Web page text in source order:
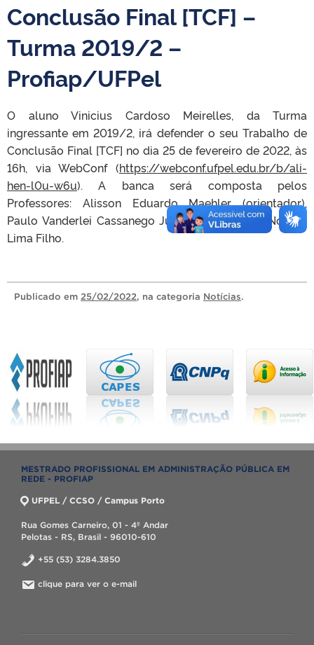
Conclusão Final [TCF] –
Turma 2019/2 –
Profiap/UFPel
O aluno Vinicius Cardoso Meirelles, da Turma
ingressante em 2019/2, irá defender o seu Trabalho de
Conclusão Final [TCF] no dia 25 de fevereiro de 2022, às
16h, via WebConf (https://webconf.ufpel.edu.br/b/ali-
hen-l0u-w6u). A banca será composta pelos
Professores: Alisson Eduardo Maehler (orientador),
Paulo Vanderlei Cassanego Junior e Raimundo Nonato
Lima Filho.
Publicado em 25/02/2022, na categoria Notícias.
MESTRADO PROFISSIONAL EM ADMINISTRAÇÃO PÚBLICA EM
REDE - PROFIAP
UFPEL / CCSO / Campus Porto
Rua Gomes Carneiro, 01 - 4º Andar
Pelotas - RS, Brasil - 96010-610
+55 (53) 3284.3850
clique para ver o e-mail